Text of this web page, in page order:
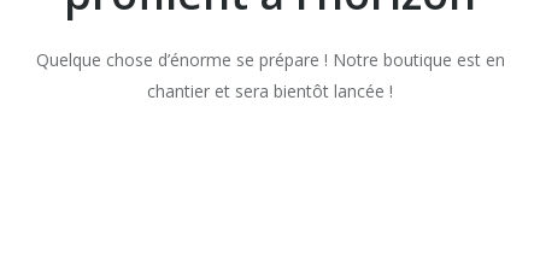
Quelque chose d’énorme se prépare ! Notre boutique est en
chantier et sera bientôt lancée !